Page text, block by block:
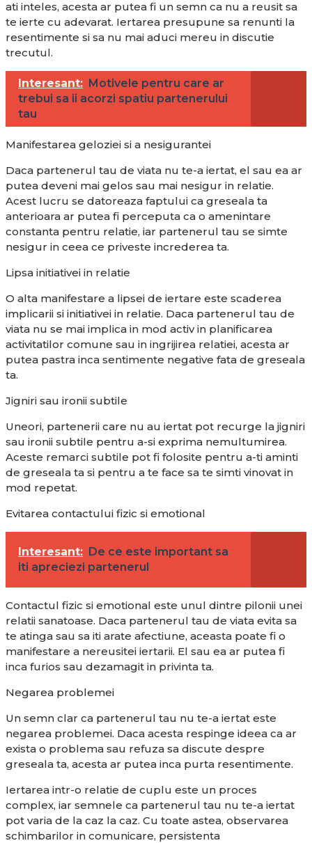
ati inteles, acesta ar putea fi un semn ca nu a reusit sa
te ierte cu adevarat. Iertarea presupune sa renunti la
resentimente si sa nu mai aduci mereu in discutie
trecutul.
Interesant: Motivele pentru care ar
trebui sa ii acorzi spatiu partenerului
tau
Manifestarea geloziei si a nesigurantei
Daca partenerul tau de viata nu te-a iertat, el sau ea ar
putea deveni mai gelos sau mai nesigur in relatie.
Acest lucru se datoreaza faptului ca greseala ta
anterioara ar putea fi perceputa ca o amenintare
constanta pentru relatie, iar partenerul tau se simte
nesigur in ceea ce priveste increderea ta.
Lipsa initiativei in relatie
O alta manifestare a lipsei de iertare este scaderea
implicarii si initiativei in relatie. Daca partenerul tau de
viata nu se mai implica in mod activ in planificarea
activitatilor comune sau in ingrijirea relatiei, acesta ar
putea pastra inca sentimente negative fata de greseala
ta.
Jigniri sau ironii subtile
Uneori, partenerii care nu au iertat pot recurge la jigniri
sau ironii subtile pentru a-si exprima nemultumirea.
Aceste remarci subtile pot fi folosite pentru a-ti aminti
de greseala ta si pentru a te face sa te simti vinovat in
mod repetat.
Evitarea contactului fizic si emotional
Interesant: De ce este important sa
iti apreciezi partenerul
Contactul fizic si emotional este unul dintre pilonii unei
relatii sanatoase. Daca partenerul tau de viata evita sa
te atinga sau sa iti arate afectiune, aceasta poate fi o
manifestare a nereusitei iertarii. El sau ea ar putea fi
inca furios sau dezamagit in privinta ta.
Negarea problemei
Un semn clar ca partenerul tau nu te-a iertat este
negarea problemei. Daca acesta respinge ideea ca ar
exista o problema sau refuza sa discute despre
greseala ta, acesta ar putea inca purta resentimente.
Iertarea intr-o relatie de cuplu este un proces
complex, iar semnele ca partenerul tau nu te-a iertat
pot varia de la caz la caz. Cu toate astea, observarea
schimbarilor in comunicare, persistenta